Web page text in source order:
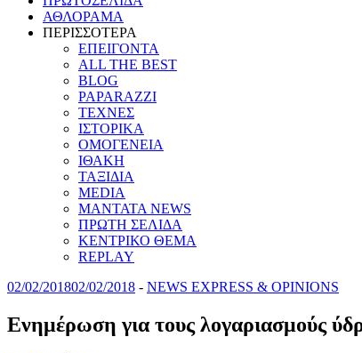
ΑΘΛΟΡΑΜΑ
ΠΕΡΙΣΣΟΤΕΡΑ
ΕΠΕΙΓΟΝΤΑ
ALL THE BEST
BLOG
PAPARAZZI
ΤΕΧΝΕΣ
ΙΣΤΟΡΙΚΑ
ΟΜΟΓΕΝΕΙΑ
ΙΘΑΚΗ
ΤΑΞΙΔΙΑ
MEDIA
MANTATA NEWS
ΠΡΩΤΗ ΣΕΛΙΔΑ
ΚΕΝΤΡΙΚΟ ΘΕΜΑ
REPLAY
02/02/201802/02/2018 - NEWS EXPRESS & OPINIONS
Ενημέρωση για τους λογαριασμούς